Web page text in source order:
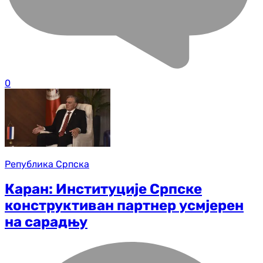
0
Република Српска
Каран: Институције Српске
конструктиван партнер усмјерен
на сарадњу